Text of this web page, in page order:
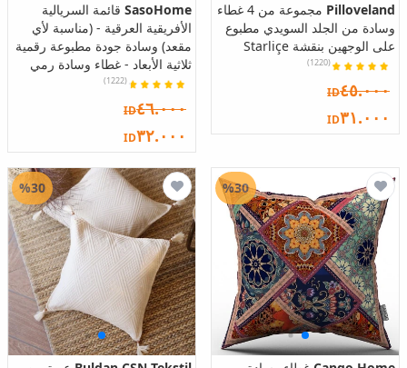
Pilloveland
مجموعة من 4 غطاء
وسادة من الجلد السويدي مطبوع
على الوجهين بنقشة Starliçe
(1220)
ID٤٥.٠٠٠
ID٣١.٠٠٠
SasoHome قائمة السريالية
الأفريقية العرقية - (مناسبة لأي
مقعد) وسادة جودة مطبوعة رقمية
ثلاثية الأبعاد - غطاء وسادة رمي
(1222)
ID٤٦.٠٠٠
ID٣٢.٠٠٠
%30
%30